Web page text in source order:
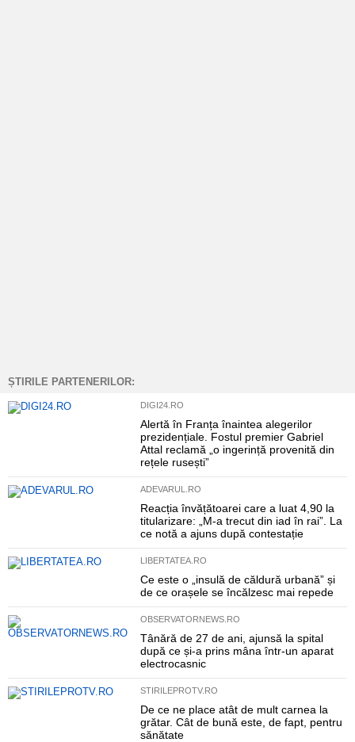
ȘTIRILE PARTENERILOR:
DIGI24.RO
Alertă în Franța înaintea alegerilor
prezidențiale. Fostul premier Gabriel
Attal reclamă „o ingerință provenită din
rețele rusești”
ADEVARUL.RO
Reacția învățătoarei care a luat 4,90 la
titularizare: „M-a trecut din iad în rai”. La
ce notă a ajuns după contestație
LIBERTATEA.RO
Ce este o „insulă de căldură urbană” și
de ce orașele se încălzesc mai repede
OBSERVATORNEWS.RO
Tânără de 27 de ani, ajunsă la spital
după ce și-a prins mâna într-un aparat
electrocasnic
STIRILEPROTV.RO
De ce ne place atât de mult carnea la
grătar. Cât de bună este, de fapt, pentru
sănătate